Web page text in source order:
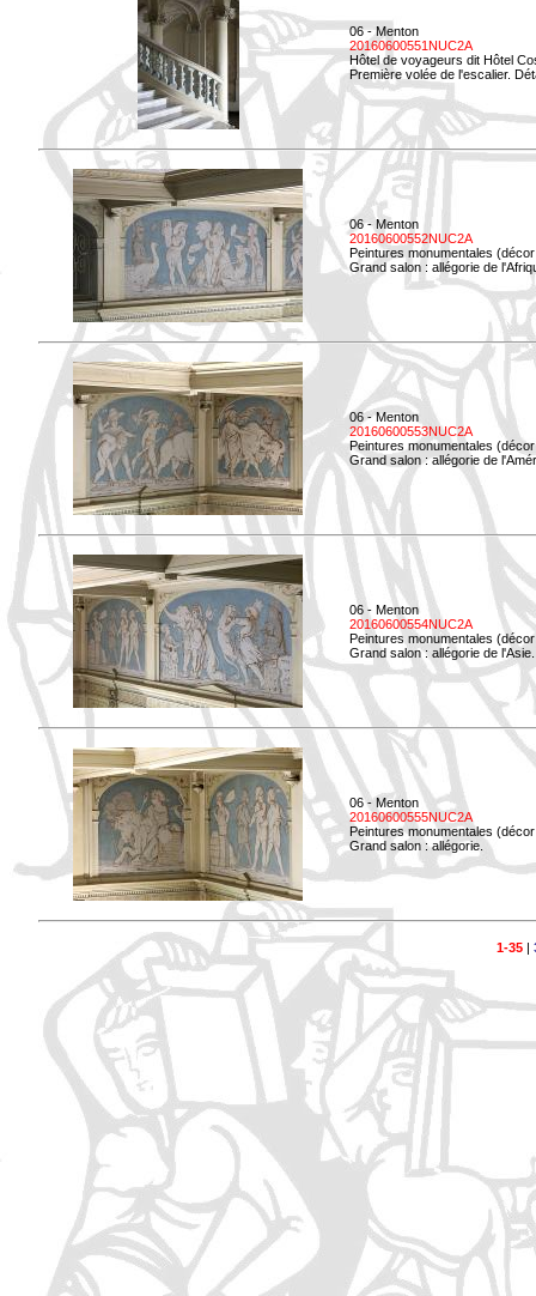
06 - Menton
20160600551NUC2A
Hôtel de voyageurs dit Hôtel
Première volée de l'escalier.
06 - Menton
20160600552NUC2A
Peintures monumentales
Grand salon : allégorie de
06 - Menton
20160600553NUC2A
Peintures monumentales
Grand salon : allégorie de
06 - Menton
20160600554NUC2A
Peintures monumentales
Grand salon : allégorie de l'Asie.
06 - Menton
20160600555NUC2A
Peintures monumentales
Grand salon : allégorie.
1-35|